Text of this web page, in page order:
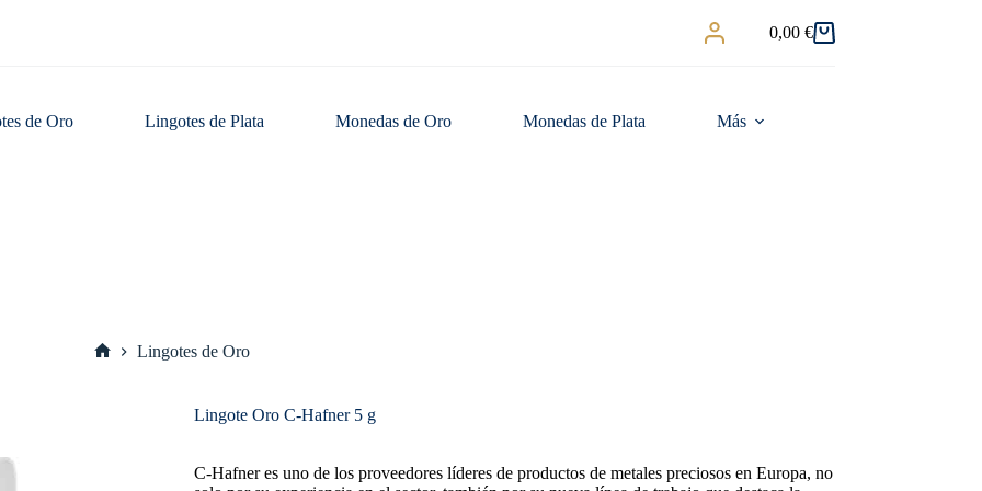
Carro
0,00 €
de Oro Lingotes de Plata Monedas de Oro Monedas de Plata Más
Lingotes de Oro
Lingote Oro C-Hafner 5 g
C-Hafner es uno de los proveedores líderes de productos de metales preciosos en Europa, no